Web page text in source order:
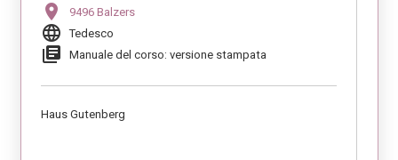
location_on 9496 Balzers
language Tedesco
library_books Manuale del corso: versione stampata
Haus Gutenberg